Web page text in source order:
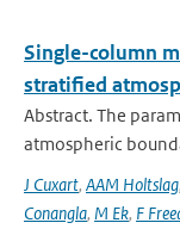
Single-column
stratified
Abstract. The
atmospheric
J Cuxart, AAM Holtslag,
Conangla, M Ek, F